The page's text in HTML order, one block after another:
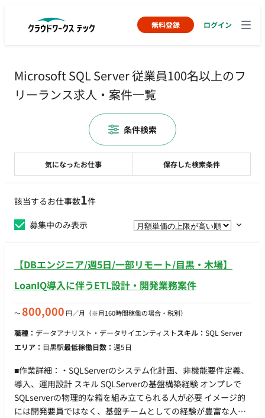
無料登録 ログイン
Microsoft SQL Server 従業員100名以上のフ
リーランス求人・案件一覧
該当するお仕事数1件
募集中のみ表示
【DBエンジニア/週5日/一部リモート/目黒・木場】
LoanIQ導入に伴うETL設計・開発業務案件
〜800,000 円／月 （※月160時間稼働の場合・税別）
職種： データアナリスト・データサイエンティストスキル： SQL Server
エリア： 目黒駅最低稼働日数： 週5日
■作業詳細：・SQLServerのシステム化計画、非機能要件定義、
導入、運用設計 スキル SQLServerの基盤構築経験 オンプレで
SQLserverの物理的な箱を組み立てられる人が必要 イメージ的
には開発要員ではなく、基盤チームとしての経験が豊富な人を
気になったお仕事 保存した検索条件
条件検索